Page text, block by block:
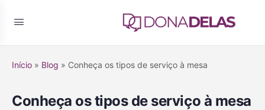
Início » Blog » Conheça os tipos de serviço à mesa
Conheça os tipos de serviço à mesa